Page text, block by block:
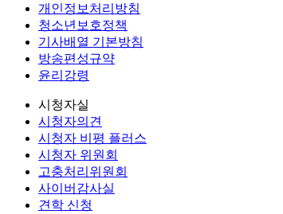
개인정보처리방침
청소년보호정책
기사배열 기본방침
방송편성규약
윤리강령
시청자실
시청자의견
시청자 비평 플러스
시청자 위원회
고충처리위원회
사이버감사실
견학 신청